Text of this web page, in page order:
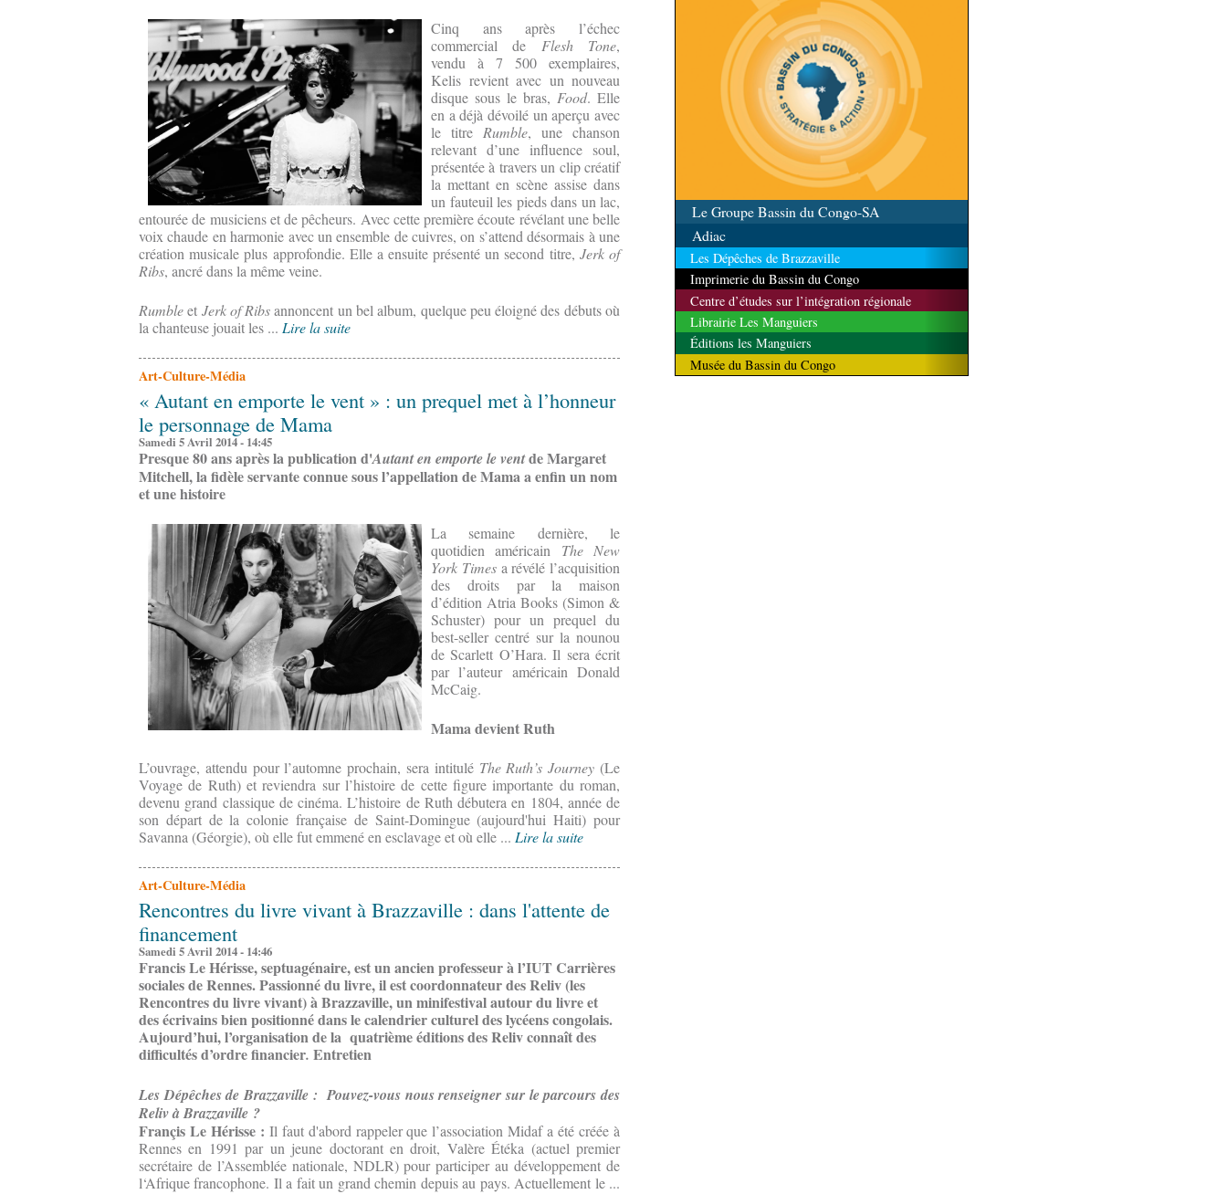
Cinq ans après l’échec
commercial de Flesh Tone,
vendu à 7 500 exemplaires,
Kelis revient avec un nouveau
disque sous le bras, Food. Elle
en a déjà dévoilé un aperçu avec
le titre Rumble, une chanson
relevant d’une influence soul,
présentée à travers un clip créatif
la mettant en scène assise dans
un fauteuil les pieds dans un lac,
entourée de musiciens et de pêcheurs. Avec cette première écoute révélant une belle
voix chaude en harmonie avec un ensemble de cuivres, on s’attend désormais à une
création musicale plus approfondie. Elle a ensuite présenté un second titre, Jerk of
Ribs, ancré dans la même veine.
Rumbleet Jerk of Ribsannoncent un bel album, quelque peu éloigné des débuts où
la chanteuse jouait les ... Lire la suite
Art-Culture-Média
« Autant en emporte le vent » : un prequel met à l’honneur
le personnage de Mama
Samedi 5 Avril 2014 - 14:45
Presque 80 ans après la publication d'Autant en emporte le ventde Margaret
Mitchell, la fidèle servante connue sous l’appellation de Mama a enfin un nom
et une histoire
La semaine dernière, le
quotidien américain The New
York Timesa révélé l’acquisition
des droits par la maison
d’édition Atria Books (Simon &
Schuster) pour un prequel du
best-seller centré sur la nounou
de Scarlett O’Hara. Il sera écrit
par l’auteur américain Donald
McCaig.
Mama devient Ruth
L’ouvrage, attendu pour l’automne prochain, sera intitulé The Ruth’s Journey (Le
Voyage de Ruth) et reviendra sur l’histoire de cette figure importante du roman,
devenu grand classique de cinéma. L’histoire de Ruth débutera en 1804, année de
son départ de la colonie française de Saint-Domingue (aujourd'hui Haiti) pour
Savanna (Géorgie), où elle fut emmené en esclavage et où elle ... Lire la suite
Art-Culture-Média
Rencontres du livre vivant à Brazzaville : dans l'attente de
financement
Samedi 5 Avril 2014 - 14:46
Francis Le Hérisse, septuagénaire, est un ancien professeur à l’IUT Carrières
sociales de Rennes. Passionné du livre, il est coordonnateur des Reliv (les
Rencontres du livre vivant) à Brazzaville, un minifestival autour du livre et
des écrivains bien positionné dans le calendrier culturel des lycéens congolais.
Aujourd’hui, l’organisation de la quatrième éditions des Reliv connaît des
difficultés d’ordre financier. Entretien
Les Dépêches de Brazzaville : Pouvez-vous nous renseigner sur le parcours des
Reliv à Brazzaville ?
Françis Le Hérisse : Il faut d'abord rappeler que l’association Midaf a été créée à
Rennes en 1991 par un jeune doctorant en droit, Valère Étéka (actuel premier
secrétaire de l’Assemblée nationale, NDLR) pour participer au développement de
l‘Afrique francophone. Il a fait un grand chemin depuis au pays. Actuellement le ...
Le Groupe Bassin du Congo-SA
Adiac
Les Dépêches de Brazzaville
Imprimerie du Bassin du Congo
Centre d’études sur l’intégration régionale
Librairie Les Manguiers
Éditions les Manguiers
Musée du Bassin du Congo